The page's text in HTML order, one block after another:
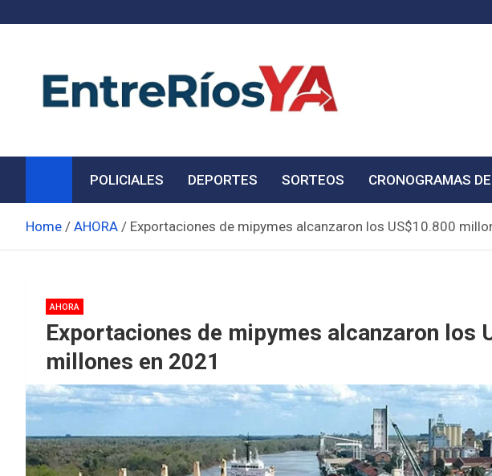
Noticias de Entre Ríos
POLICIALES DEPORTES SORTEOS CRONOGRAMAS
Home AHORA Exportaciones de mipymes alcanzaron los US$10.800
AHORA
Exportaciones de mipymes alcanzaron los
millones en 2021